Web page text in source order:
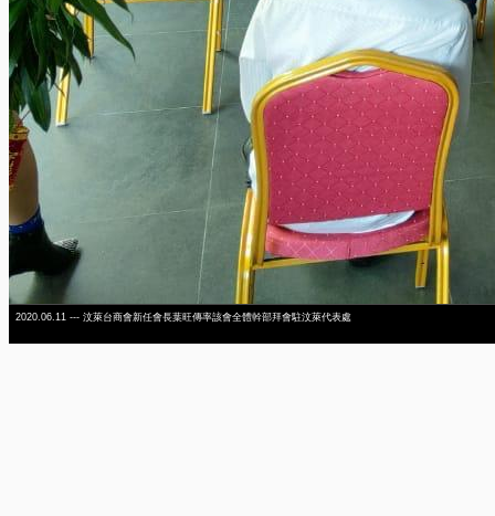
2020.06.11 --- 汶萊台商會新任會長葉旺傳率該會全體幹部拜會駐汶萊代表處